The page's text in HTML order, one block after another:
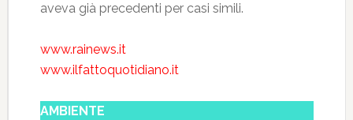
aveva già precedenti per casi simili.
www.rainews.it
www.ilfattoquotidiano.it
AMBIENTE